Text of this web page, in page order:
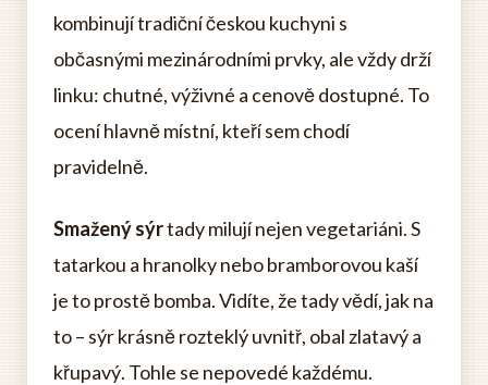
kombinují tradiční českou kuchyni s
občasnými mezinárodními prvky, ale vždy drží
linku: chutné, výživné a cenově dostupné. To
ocení hlavně místní, kteří sem chodí
pravidelně.
Smažený sýrtady milují nejen vegetariáni. S
tatarkou a hranolky nebo bramborovou kaší
je to prostě bomba. Vidíte, že tady vědí, jak na
to – sýr krásně rozteklý uvnitř, obal zlatavý a
křupavý. Tohle se nepovedé každému.